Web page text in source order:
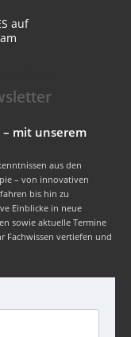
– mit unserem
aus den
– von innovativen
bis hin zu
Einblicke in neue
sowie aktuelle Termine
Fachwissen vertiefen und